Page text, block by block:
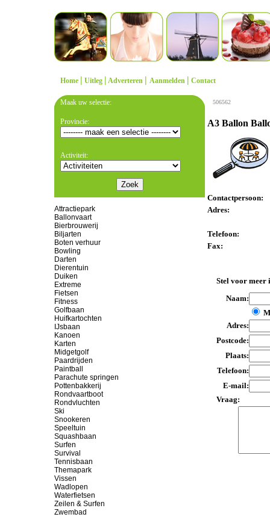
Home | Uitleg | Adverteren | Aanmelden | Contact
Maak uw selectie:
Provincie:
Activiteit:
Attractiepark
Ballonvaart
Bierbrouwerij
Biljarten
Boten verhuur
Bowling
Darten
Dierentuin
Duiken
Extreme
Fietsen
Fitness
Golfbaan
Huifkartochten
IJsbaan
Kanoen
Karten
Midgetgolf
Paardrijden
Paintball
Parachute springen
Pottenbakkerij
Rondvaartboot
Rondvluchten
Ski
Snookeren
Speeltuin
Squashbaan
Surfen
Survival
Tennisbaan
Themapark
Vissen
Wadlopen
Waterfietsen
Zeilen & Surfen
Zwembad
506562
A3 Ballon
Contactpersoon:
Adres:
Telefoon:
Fax:
Stel voor meer
Naam:
Adres:
Postcode:
Plaats:
Telefoon:
E-mail:
Vraag: